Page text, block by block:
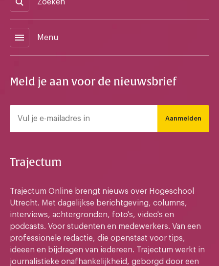
Zoeken
menu Menu
Meld je aan voor de nieuwsbrief
Aanmelden
Trajectum
Trajectum Online brengt nieuws over Hogeschool
Utrecht. Met dagelijkse berichtgeving, columns,
interviews, achtergronden, foto's, video's en
podcasts. Voor studenten en medewerkers. Van een
professionele redactie, die openstaat voor tips,
ideeen en bijdragen van iedereen. Trajectum werkt in
journalistieke onafhankelijkheid, geborgd door een